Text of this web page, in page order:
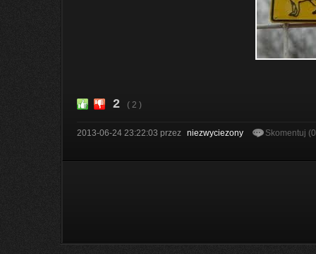
2 ( 2 )
2013-06-24 23:22:03 przez niezwyciezony Skomentuj